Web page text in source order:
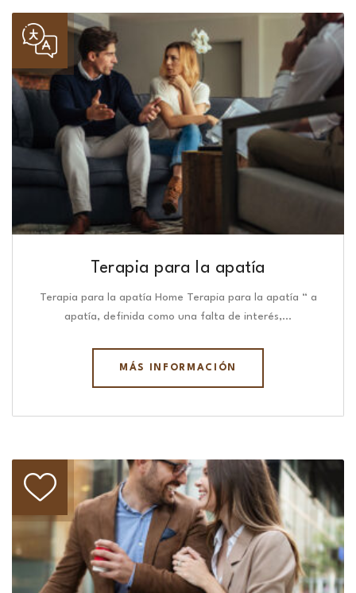
Terapia para la apatía
Terapia para la apatía Home Terapia para la apatía “ a
apatía, definida como una falta de interés,…
MÁS INFORMACIÓN